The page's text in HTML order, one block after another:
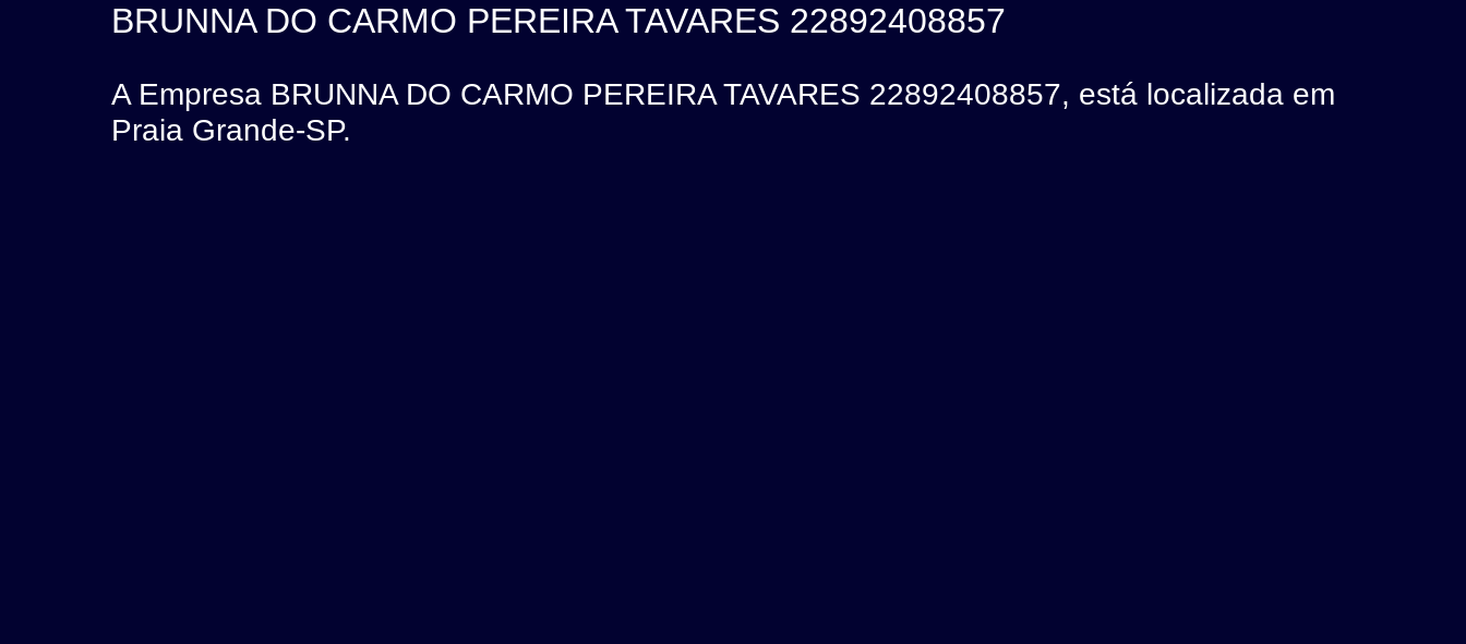
BRUNNA DO CARMO PEREIRA TAVARES 22892408857
A Empresa BRUNNA DO CARMO PEREIRA TAVARES 22892408857, está localizada em
Praia Grande-SP.